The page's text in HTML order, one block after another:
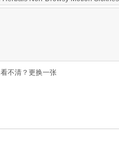
看不清？更换一张